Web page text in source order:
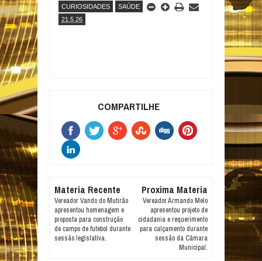
CURIOSIDADES
SAÚDE
21.5.26
COMPARTILHE
Materia Recente
Vereador Vando do Mutirão
apresentou homenagem e
proposta para construção
de campo de futebol durante
sessão legislativa.
Proxima Materia
Vereador Armando Melo
apresentou projeto de
cidadania e requerimento
para calçamento durante
sessão da Câmara
Municipal.